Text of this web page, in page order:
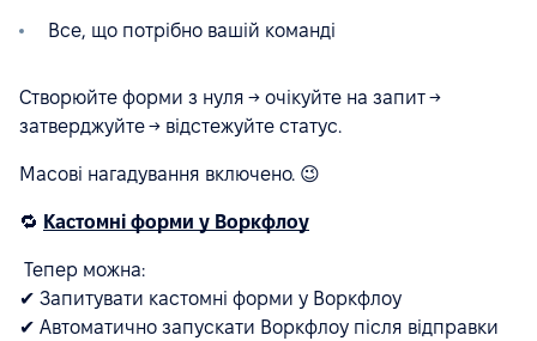
Все, що потрібно вашій команді
Створюйте форми з нуля → очікуйте на запит →
затверджуйте → відстежуйте статус.
Масові нагадування включено. 😉
🔁 Кастомні форми у Воркфлоу
Тепер можна:
✔ Запитувати кастомні форми у Воркфлоу
✔ Автоматично запускати Воркфлоу після відправки